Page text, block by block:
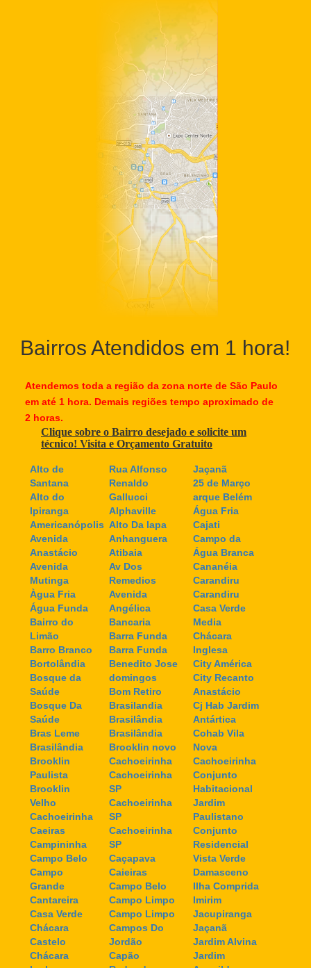
Bairros Atendidos em 1 hora!
Atendemos toda a região da zona norte de São Paulo
em até 1 hora. Demais regiões tempo aproximado de
2 horas.
Clique sobre o Bairro desejado e solicite um
técnico! Visita e Orçamento Gratuito
Alto de
Santana
Alto do
Ipiranga
Americanópolis
Avenida
Anastácio
Avenida
Mutinga
Àgua Fria
Água Funda
Bairro do
Limão
Barro Branco
Bortolândia
Bosque da
Saúde
Bosque Da
Saúde
Bras Leme
Brasilândia
Brooklin
Paulista
Brooklin
Velho
Cachoeirinha
Caeiras
Campininha
Campo Belo
Campo
Grande
Cantareira
Casa Verde
Chácara
Castelo
Chácara
Rua Alfonso
Renaldo
Gallucci
Alphaville
Alto Da lapa
Anhanguera
Atibaia
Av Dos
Remedios
Avenida
Angélica
Bancaria
Barra Funda
Barra Funda
Benedito Jose
domingos
Bom Retiro
Brasilandia
Brasilândia
Brasilândia
Brooklin novo
Cachoeirinha
Cachoeirinha
SP
Cachoeirinha
SP
Cachoeirinha
SP
Caçapava
Caieiras
Campo Belo
Campo Limpo
Campo Limpo
Campos Do
Jordão
Capão
Jaçanã
25 de Março
arque Belém
Água Fria
Cajati
Campo da
Água Branca
Cananéia
Carandiru
Carandiru
Casa Verde
Media
Chácara
Inglesa
City América
City Recanto
Anastácio
Cj Hab Jardim
Antártica
Cohab Vila
Nova
Cachoeirinha
Conjunto
Habitacional
Jardim
Paulistano
Conjunto
Residencial
Vista Verde
Damasceno
Ilha Comprida
Imirim
Jacupiranga
Jaçanã
Jardim Alvina
Jardim